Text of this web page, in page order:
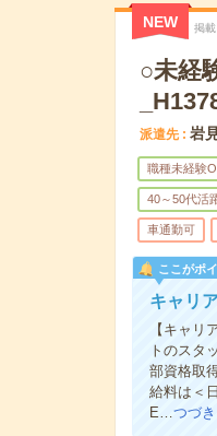
NEW 掲載
○未経
派遣先 岩
職種未経験
40～50代活
車通勤可
ここがポ
キャリ
【キャリ
トのスタ
部資格取
給料は＜
E… つづ